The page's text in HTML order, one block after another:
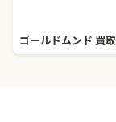
ゴールドムンド 買取